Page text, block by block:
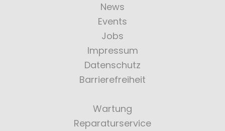
News
Events
Jobs
Impressum
Datenschutz
Barrierefreiheit
Wartung
Reparaturservice